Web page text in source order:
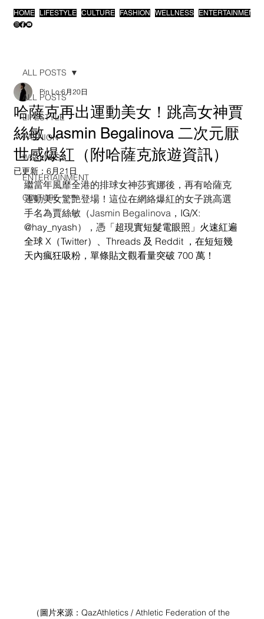
HOME LIFESTYLE CULTURE FASHION WELLNESS ENTERTAINMENT
ALL POSTS
LIFESTYLE
FASHION
WELLNESS
ENTERTAINMENT
CULTURE
ALL POSTS
哈薩克再出運動美女！跳高女神賈
絲敏 Jasmin Begalinova 二次元厭
世感爆紅（附哈薩克旅遊資訊）
Pin Lo 6月20日
已更新： 6月21日
繼當年風靡全港的排球女神莎賓娜後，再有哈薩克
運動美女驚艷登場！這位在網絡爆紅的女子跳高選
手名為賈絲敏（Jasmin Begalinova， IG/X:
@hay_nyash），憑「超現實短髮電眼照」火速紅遍
全球 X（Twitter）、Threads 及 Reddit ，在短短幾
天內瘋狂吸粉，單條貼文觀看量突破 700 萬！
（圖片來源： QazAthletics / Athletic Federation of the